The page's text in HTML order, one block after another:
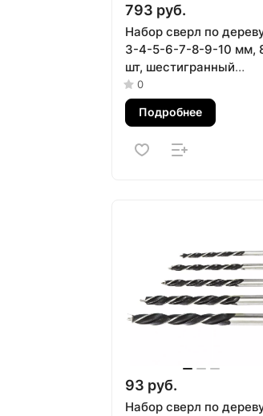
793 руб.
Набор сверл по
3-4-5-6-7-8-9-10 мм,
шт, шестигранный
хвостовик,
кейс, Matrix
0
Подробнее
93 руб.
Набор сверл по